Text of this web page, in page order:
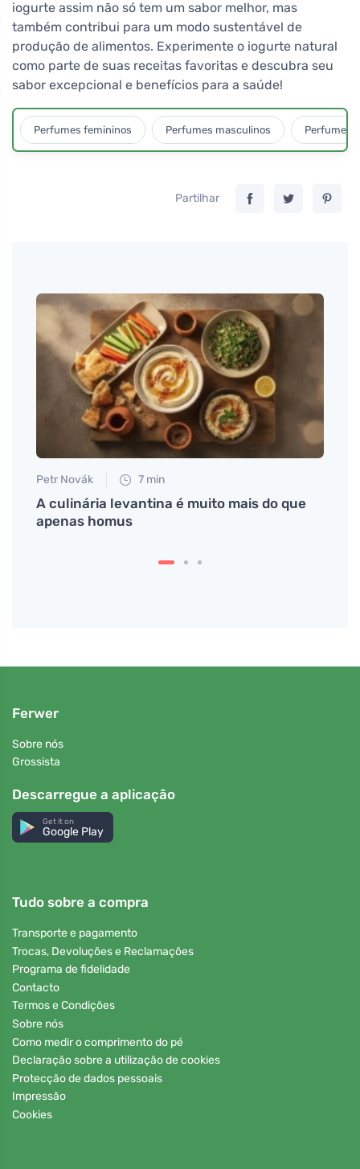
iogurte assim não só tem um sabor melhor, mas
também contribui para um modo sustentável de
produção de alimentos. Experimente o iogurte natural
como parte de suas receitas favoritas e descubra seu
sabor excepcional e benefícios para a saúde!
Perfumes femininos Perfumes masculinos Perfumes
Partilhar
Petr Novák 7 min
A culinária levantina é muito mais do que
apenas homus
Ferwer
Sobre nós
Grossista
Descarregue a aplicação
Get it on
Google Play
Tudo sobre a compra
Transporte e pagamento
Trocas, Devoluções e Reclamações
Programa de fidelidade
Contacto
Termos e Condições
Sobre nós
Como medir o comprimento do pé
Declaração sobre a utilização de cookies
Protecção de dados pessoais
Impressão
Cookies